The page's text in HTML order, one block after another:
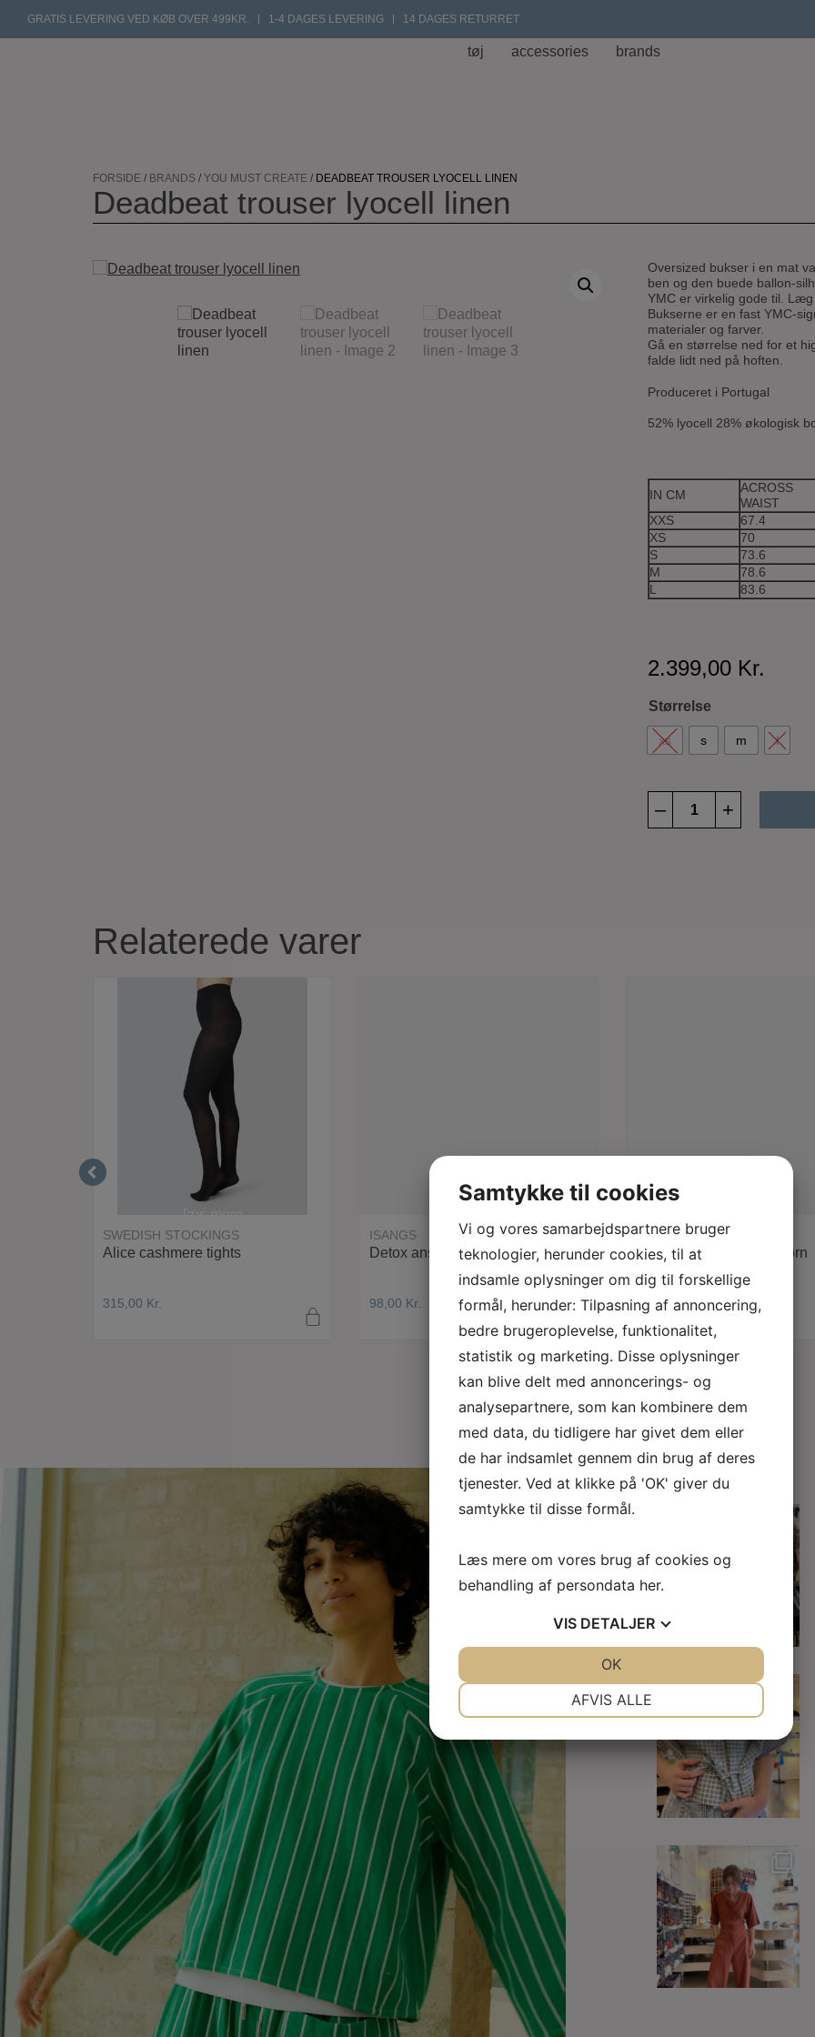
GRATIS LEVERING VED KØB OVER 499KR. 1-4 DAGES LEVERING 14 DAGES RETURRET
tøj accessories brands
FORSIDE / BRANDS / YOU MUST CREATE / DEADBEAT TROUSER LYOCELL LINEN
Deadbeat trouser lyocell linen
Oversized bukser i en mat
ben og den buede ballon-
YMC er virkelig gode til.
Bukserne er en fast YMC-
materialer og farver.
Gå en størrelse ned for et
falde lidt ned på hoften.
Produceret i Portugal
52% lyocell 28% økologisk
IN CM
ACROSS
WAIST
XXS
67.4
XS
70
S
73.6
M
78.6
L
83.6
2.399,00 Kr.
Størrelse
xs s m l
–
trouser
+
Relaterede varer
SWEDISH STOCKINGS
Alice cashmere tights
315,00 Kr.
ISANGS
Detox ansigtsmaske
98,00 Kr.
ISANGS
Ansigtscreme med havtorn
108,00Kr.
Håndprintet sæt fra
nu...
5
Heldragten kan bindes
foran og bagpå - så
...
1
Samtykke til cookies
Vi og vores samarbejdspartnere bruger
teknologier, herunder cookies, til at
indsamle oplysninger om dig til forskellige
formål, herunder: Tilpasning af annoncering,
bedre brugeroplevelse, funktionalitet,
statistik og marketing. Disse oplysninger
kan blive delt med annoncerings- og
analysepartnere, som kan kombinere dem
med data, du tidligere har givet dem eller
de har indsamlet gennem din brug af deres
tjenester. Ved at klikke på 'OK' giver du
samtykke til disse formål.
Læs mere om vores brug af cookies og
behandling af persondata her.
VIS DETALJER
STATISTIK
AFVIS ALLE
OK